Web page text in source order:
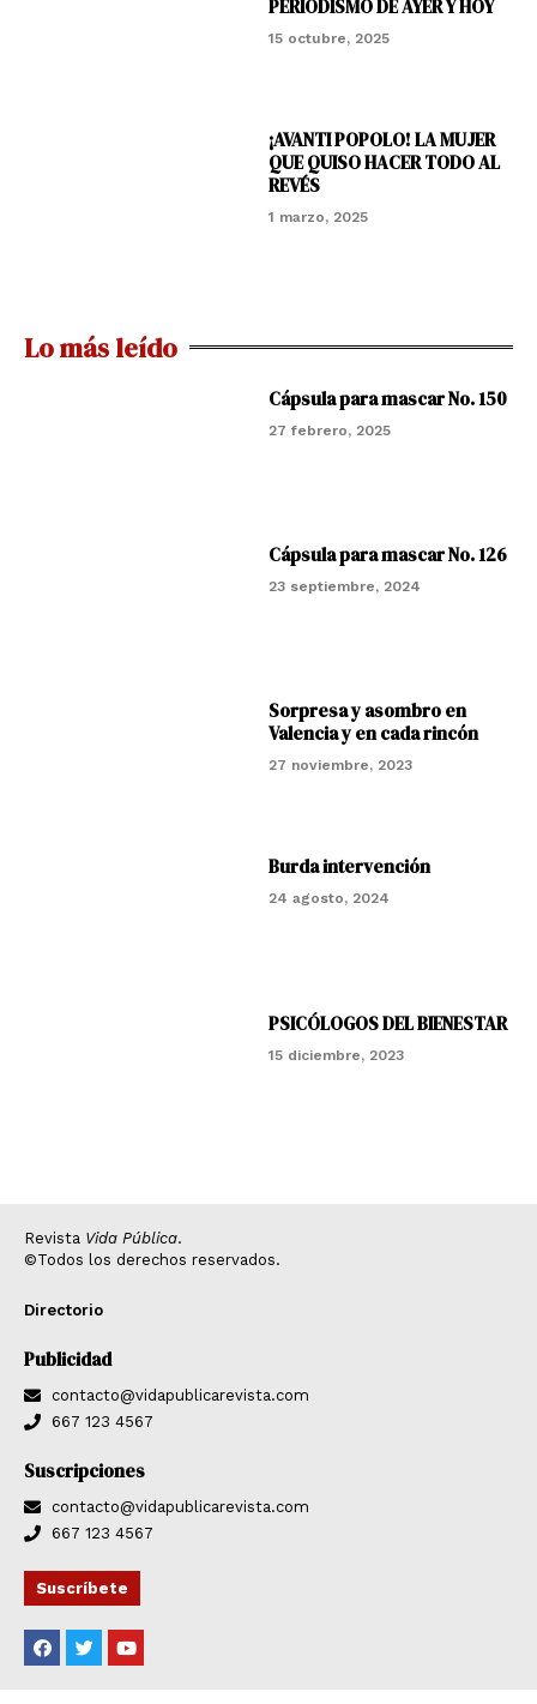
PERIODISMO DE AYER Y HOY
15 octubre, 2025
¡AVANTI POPOLO! LA MUJER
QUE QUISO HACER TODO AL
REVÉS
1 marzo, 2025
Lo más leído
Cápsula para mascar No. 150
27 febrero, 2025
Cápsula para mascar No. 126
23 septiembre, 2024
Sorpresa y asombro en
Valencia y en cada rincón
27 noviembre, 2023
Burda intervención
24 agosto, 2024
PSICÓLOGOS DEL BIENESTAR
15 diciembre, 2023
Revista Vida Pública.
©Todos los derechos reservados.
Directorio
Publicidad
contacto@vidapublicarevista.com
667 123 4567
Suscripciones
contacto@vidapublicarevista.com
667 123 4567
Suscríbete
F
a
T
w
Y
o